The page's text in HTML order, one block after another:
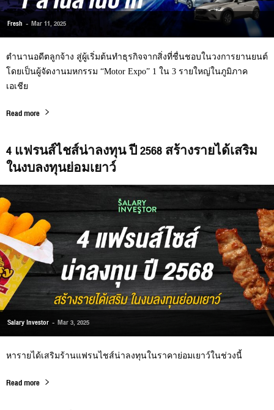
Fresh - Mar 11, 2025
ตำนานอดีตลูกจ้าง สู่ผู้เริ่มต้นทำธุรกิจจากสิ่งที่ชื่นชอบในวงการยานยนต์
โดยเป็นผู้จัดงานมหกรรม “Motor Expo” 1 ใน 3 รายใหญ่ในภูมิภาค
เอเชีย
Read more
4 แฟรนส์ไชส์น่าลงทุน ปี 2568 สร้างรายได้เสริม
ในงบลงทุนย่อมเยาว์
Salary Investor - Mar 3, 2025
หารายได้เสริมร้านแฟรนไชส์น่าลงทุนในราคาย่อมเยาว์ในช่วงนี้
Read more